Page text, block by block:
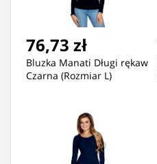
76,73 zł
Bluzka Manati Długi rękaw
Czarna (Rozmiar L)